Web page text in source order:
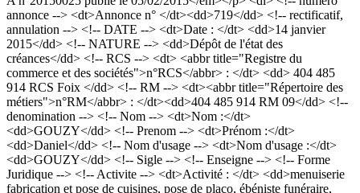
annonce --> <dt>Annonce n° </dt><dd>719</dd> <!-- rectificatif,
annulation --> <!-- DATE --> <dt>Date : </dt> <dd>14 janvier
2015</dd> <!-- NATURE --> <dd>Dépôt de l'état des
créances</dd> <!-- RCS --> <dt> <abbr title="Registre du
commerce et des sociétés">n°RCS</abbr> : </dt> <dd> 404 485
914 RCS Foix </dd> <!-- RM --> <dt><abbr title="Répertoire des
métiers">n°RM</abbr> : </dt><dd>404 485 914 RM 09</dd> <!--
denomination --> <!-- Nom --> <dt>Nom :</dt>
<dd>GOUZY</dd> <!-- Prenom --> <dt>Prénom :</dt>
<dd>Daniel</dd> <!-- Nom d'usage --> <dt>Nom d'usage :</dt>
<dd>GOUZY</dd> <!-- Sigle --> <!-- Enseigne --> <!-- Forme
Juridique --> <!-- Activite --> <dt>Activité : </dt> <dd>menuiserie
fabrication et pose de cuisines, pose de placo, ébéniste funéraire,